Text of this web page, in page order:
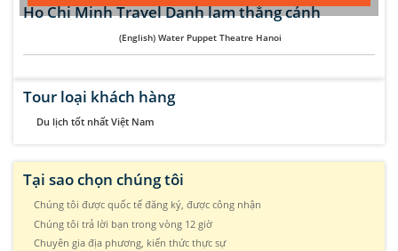
Ho Chi Minh Travel Danh lam thắng cảnh
(English) Water Puppet Theatre Hanoi
Tour loại khách hàng
Du lịch tốt nhất Việt Nam
Tại sao chọn chúng tôi
Chúng tôi được quốc tế đăng ký, được công nhận
Chúng tôi trả lời bạn trong vòng 12 giờ
Chuyên gia địa phương, kiến thức thực sự